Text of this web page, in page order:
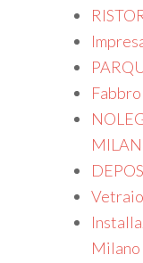
Milano